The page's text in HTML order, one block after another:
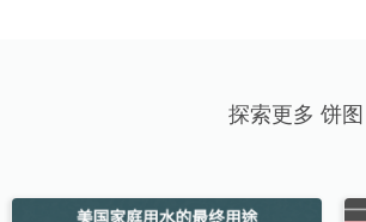
探索更多 饼